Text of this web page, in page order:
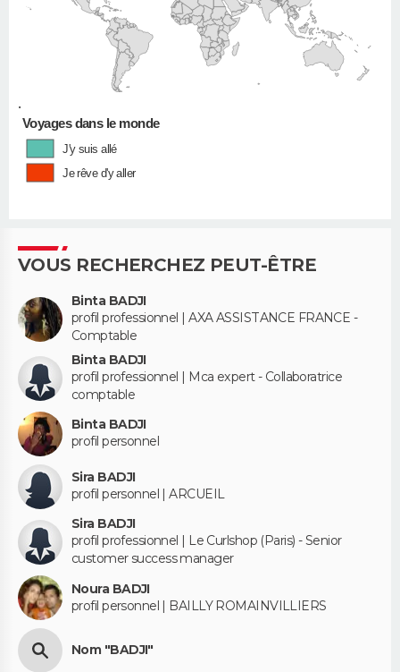
•
Voyages dans le monde
J'y suis allé
Je rêve d'y aller
VOUS RECHERCHEZ PEUT-ÊTRE
Binta BADJI
profil professionnel | AXA ASSISTANCE FRANCE -
Comptable
Binta BADJI
profil professionnel | Mca expert - Collaboratrice
comptable
Binta BADJI
profil personnel
Sira BADJI
profil personnel | ARCUEIL
Sira BADJI
profil professionnel | Le Curlshop (Paris) - Senior
customer success manager
Noura BADJI
profil personnel | BAILLY ROMAINVILLIERS
Nom "BADJI"